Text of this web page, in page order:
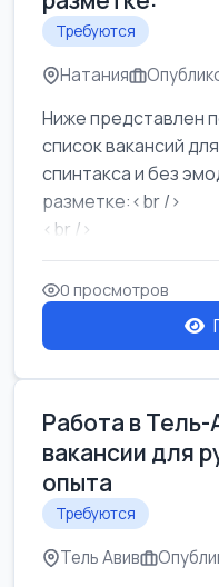
Требуются
Натания
Ниже представлен
список вакансий
спинтакса и без
разметке:<br />
<br />
Работа в Нетании
требу...
0 просмотров
Работа в
вакансии для
опыта
Требуются
Тель Авив